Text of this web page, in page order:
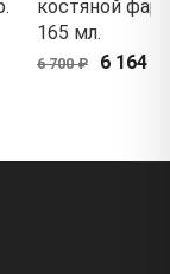
костяной
165 мл.
6 700 ₽ 6 164 ₽